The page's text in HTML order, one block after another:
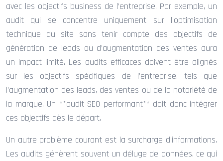
avec les objectifs business de l’entreprise. Par exemple, un
audit qui se concentre uniquement sur l’optimisation
technique du site sans tenir compte des objectifs de
génération de leads ou d’augmentation des ventes aura
un impact limité. Les audits efficaces doivent être alignés
sur les objectifs spécifiques de l’entreprise, tels que
l’augmentation des leads, des ventes ou de la notoriété de
la marque. Un **audit SEO performant** doit donc intégrer
ces objectifs dès le départ.
Un autre problème courant est la surcharge d’informations.
Les audits génèrent souvent un déluge de données, ce qui